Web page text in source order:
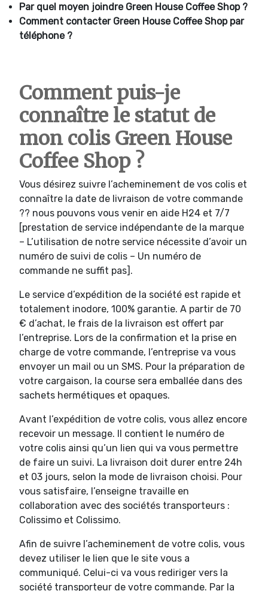
Par quel moyen joindre Green House Coffee Shop ?
Comment contacter Green House Coffee Shop par
téléphone ?
Comment puis-je
connaître le statut de
mon colis Green House
Coffee Shop ?
Vous désirez suivre l’acheminement de vos colis et
connaître la date de livraison de votre commande
?? nous pouvons vous venir en aide H24 et 7/7
[prestation de service indépendante de la marque
– L’utilisation de notre service nécessite d’avoir un
numéro de suivi de colis – Un numéro de
commande ne suffit pas].
Le service d’expédition de la société est rapide et
totalement inodore, 100% garantie. A partir de 70
€ d’achat, le frais de la livraison est offert par
l’entreprise. Lors de la confirmation et la prise en
charge de votre commande, l’entreprise va vous
envoyer un mail ou un SMS. Pour la préparation de
votre cargaison, la course sera emballée dans des
sachets hermétiques et opaques.
Avant l’expédition de votre colis, vous allez encore
recevoir un message. Il contient le numéro de
votre colis ainsi qu’un lien qui va vous permettre
de faire un suivi. La livraison doit durer entre 24h
et 03 jours, selon la mode de livraison choisi. Pour
vous satisfaire, l’enseigne travaille en
collaboration avec des sociétés transporteurs :
Colissimo et Colissimo.
Afin de suivre l’acheminement de votre colis, vous
devez utiliser le lien que le site vous a
communiqué. Celui-ci va vous rediriger vers la
société transporteur de votre commande. Par la